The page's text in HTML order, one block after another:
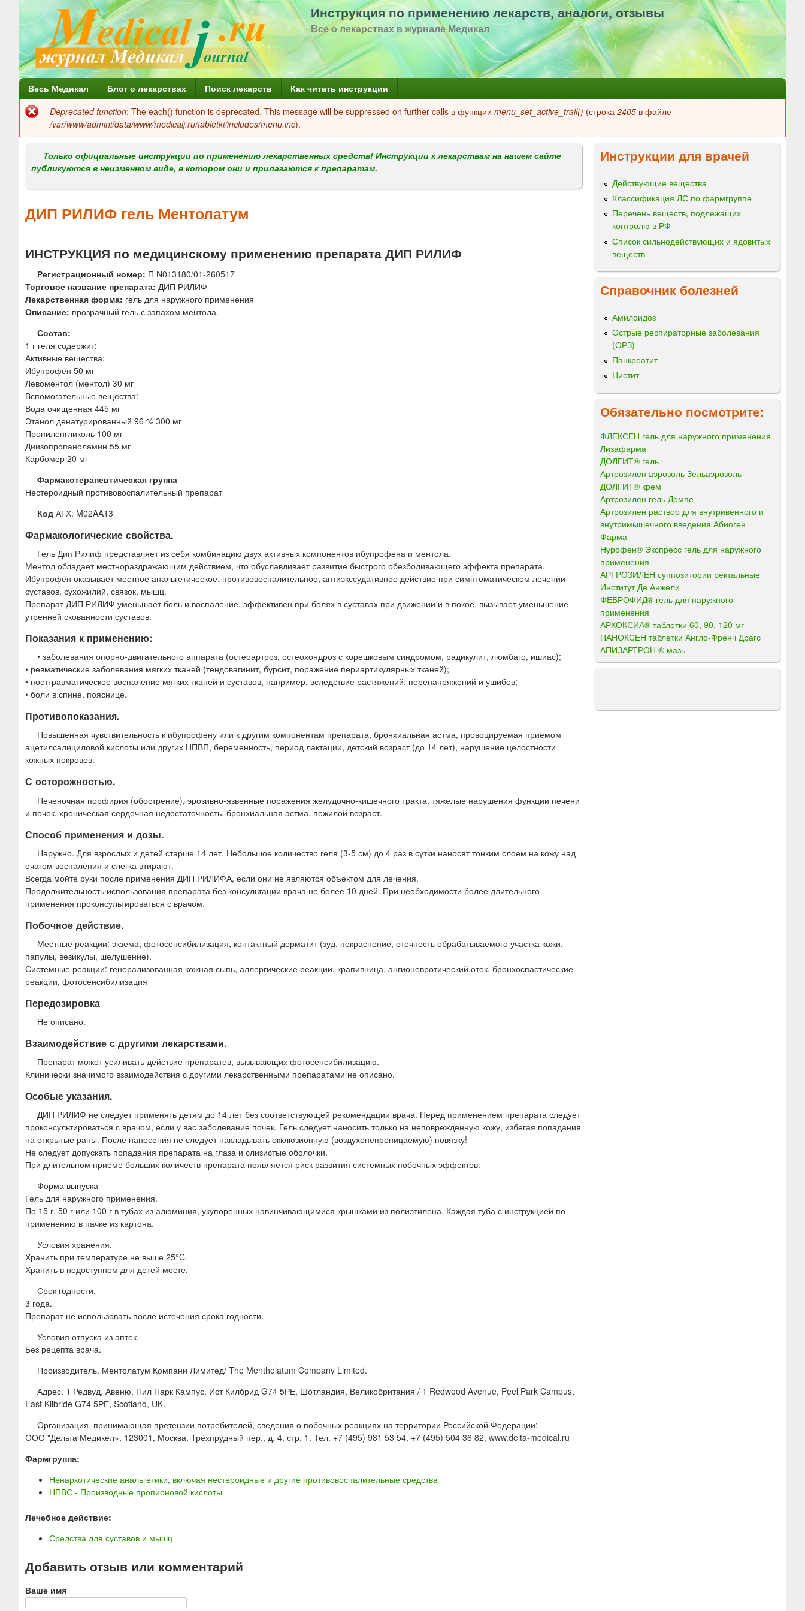
Перейти
к
содержанию
Инструкция по применению лекарств, аналоги, отзывы
Все о лекарствах в журнале Медикал
Г
л
н
м
н
Весь Медикал Блог о лекарствах Поиск лекарств Как читать инструкции
Сообщение
об
ошибке
Deprecated function: The each() function is deprecated. This message will be suppressed on further calls в функции menu_set_active_trail() (строка 2405 в файле
/var/www/admini/data/www/medicalj.ru/tabletki/includes/menu.inc).
Только официальные инструкции по применению лекарственных средств! Инструкции к лекарствам на нашем сайте
публикуются в неизменном виде, в котором они и прилагаются к препаратам.
ДИП РИЛИФ гель Ментолатум
ИНСТРУКЦИЯ по медицинскому применению препарата ДИП РИЛИФ
Регистрационный номер: П N013180/01-260517
Торговое название препарата: ДИП РИЛИФ
Лекарственная форма: гель для наружного применения
Описание: прозрачный гель с запахом ментола.
Состав:
1 г геля содержит:
Активные вещества:
Ибупрофен 50 мг
Левоментол (ментол) 30 мг
Вспомогательные вещества:
Вода очищенная 445 мг
Этанол денатурированный 96 % 300 мг
Пропиленгликоль 100 мг
Диизопропаноламин 55 мг
Карбомер 20 мг
Фармакотерапевтическая группа
Нестероидный противовоспалительный препарат
Код АТХ: M02AA13
Фармакологические свойства.
Гель Дип Рилиф представляет из себя комбинацию двух активных компонентов ибупрофена и ментола.
Ментол обладает местнораздражающим действием, что обуславливает развитие быстрого обезболивающего эффекта препарата.
Ибупрофен оказывает местное анальгетическое, противовоспалительное, антиэкссудативное действие при симптоматическом лечении
суставов, сухожилий, связок, мышц.
Препарат ДИП РИЛИФ уменьшает боль и воспаление, эффективен при болях в суставах при движении и в покое, вызывает уменьшение
утренней скованности суставов.
Показания к применению:
• заболевания опорно-двигательного аппарата (остеоартроз, остеохондроз с корешковым синдромом, радикулит, люмбаго, ишиас);
• ревматические заболевания мягких тканей (тендовагинит, бурсит, поражение периартикулярных тканей);
• посттравматическое воспаление мягких тканей и суставов, например, вследствие растяжений, перенапряжений и ушибов;
• боли в спине, пояснице.
Противопоказания.
Повышенная чувствительность к ибупрофену или к другим компонентам препарата, бронхиальная астма, провоцируемая приемом
ацетилсалициловой кислоты или других НПВП, беременность, период лактации, детский возраст (до 14 лет), нарушение целостности
кожных покровов.
С осторожностью.
Печеночная порфирия (обострение), эрозивно-язвенные поражения желудочно-кишечного тракта, тяжелые нарушения функции печени
и почек, хроническая сердечная недостаточность, бронхиальная астма, пожилой возраст.
Способ применения и дозы.
Наружно. Для взрослых и детей старше 14 лет. Небольшое количество геля (3-5 см) до 4 раз в сутки наносят тонким слоем на кожу над
очагом воспаления и слегка втирают.
Всегда мойте руки после применения ДИП РИЛИФА, если они не являются объектом для лечения.
Продолжительность использования препарата без консультации врача не более 10 дней. При необходимости более длительного
применения проконсультироваться с врачом.
Побочное действие.
Местные реакции: экзема, фотосенсибилизация, контактный дерматит (зуд, покраснение, отечность обрабатываемого участка кожи,
папулы, везикулы, шелушение).
Системные реакции: генерализованная кожная сыпь, аллергические реакции, крапивница, ангионевротический отек, бронхоспастические
реакции, фотосенсибилизация
Передозировка
Не описано.
Взаимодействие с другими лекарствами.
Препарат может усиливать действие препаратов, вызывающих фотосенсибилизацию.
Клинически значимого взаимодействия с другими лекарственными препаратами не описано.
Особые указания.
ДИП РИЛИФ не следует применять детям до 14 лет без соответствующей рекомендации врача. Перед применением препарата следует
проконсультироваться с врачом, если у вас заболевание почек. Гель следует наносить только на неповрежденную кожу, избегая попадания
на открытые раны. После нанесения не следует накладывать окклюзионную (воздухонепроницаемую) повязку!
Не следует допускать попадания препарата на глаза и слизистые оболочки.
При длительном приеме больших количеств препарата появляется риск развития системных побочных эффектов.
Форма выпуска
Гель для наружного применения.
По 15 г, 50 г или 100 г в тубах из алюминия, укупоренных навинчивающимися крышками из полиэтилена. Каждая туба с инструкцией по
применению в пачке из картона.
Условия хранения.
Хранить при температуре не выше 25°C.
Хранить в недоступном для детей месте.
Срок годности.
3 года.
Препарат не использовать после истечения срока годности.
Условия отпуска из аптек.
Без рецепта врача.
Производитель. Ментолатум Компани Лимитед/ The Mentholatum Company Limited.
Адрес: 1 Редвуд, Авеню, Пил Парк Кампус, Ист Килбрид G74 5РЕ, Шотландия, Великобритания / 1 Redwood Avenue, Peel Park Campus,
East Kilbride G74 5РЕ, Scotland, UK.
Организация, принимающая претензии потребителей, сведения о побочных реакциях на территории Российской Федерации:
ООО "Дельта Медикел», 123001, Москва, Трёхпрудный пер., д. 4, стр. 1. Тел. +7 (495) 981 53 54, +7 (495) 504 36 82, www.delta-medical.ru
Фармгруппа:
Ненаркотические анальгетики, включая нестероидные и другие противовоспалительные средства
НПВС - Производные пропионовой кислоты
Лечебное действие:
Средства для суставов и мышц
Добавить отзыв или комментарий
Ваше имя
Инструкции для врачей
Действующие вещества
Классификация ЛС по фармгруппе
Перечень веществ, подлежащих
контролю в РФ
Список сильнодействующих и ядовитых
веществ
Справочник болезней
Амилоидоз
Острые респираторные заболевания
(ОРЗ)
Панкреатит
Цистит
Обязательно посмотрите:
ФЛЕКСЕН гель для наружного применения
Лизафарма
ДОЛГИТ® гель
Артрозилен аэрозоль Зельаэрозоль
ДОЛГИТ® крем
Артрозилен гель Домпе
Артрозилен раствор для внутривенного и
внутримышечного введения Абиоген
Фарма
Нурофен® Экспресс гель для наружного
применения
АРТРОЗИЛЕН суппозитории ректальные
Институт Де Анжели
ФЕБРОФИД® гель для наружного
применения
АРКОКСИА® таблетки 60, 90, 120 мг
ПАНОКСЕН таблетки Англо-Френч Драгс
АПИЗАРТРОН ® мазь